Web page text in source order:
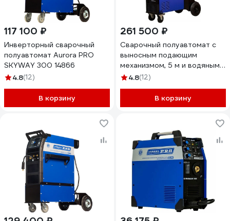
117 100 ₽
Инверторный сварочный
полуавтомат Aurora PRO
SKYWAY 300 14866
4.8(12)
В корзину
261 500 ₽
Сварочный полуавтомат с
выносным подающим
механизмом, 5 м и водяным
охлаждением Aurora
4.8(12)
В корзину